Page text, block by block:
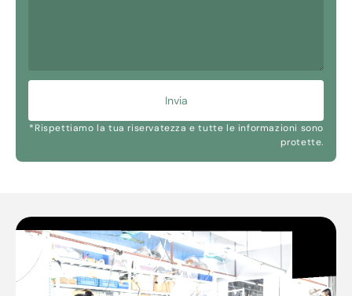
Invia
*Rispettiamo la tua riservatezza e tutte le informazioni sono
protette.